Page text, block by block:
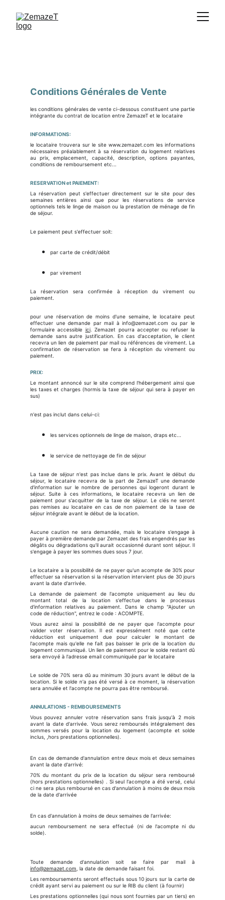
Conditions Générales de Vente
les conditions générales de vente ci-dessous constituent une partie
intégrante du contrat de location entre ZemazeT et le locataire
INFORMATIONS:
le locataire trouvera sur le site www.zemazet.com les informations
nécessaires préalablement à sa réservation du logement relatives
au prix, emplacement, capacité, description, options payantes,
conditions de remboursement etc...
RESERVATION et PAIEMENT:
La réservation peut s'effectuer directement sur le site pour des
semaines entières ainsi que pour les réservations de service
optionnels tels le linge de maison ou la prestation de ménage de fin
de séjour.
Le paiement peut s'effectuer soit:
par carte de crédit/débit
par virement
La réservation sera confirmée à réception du virement ou
paiement.
pour une réservation de moins d'une semaine, le locataire peut
effectuer une demande par mail à info@zemazet.com ou par le
formulaire accessible ici. Zemazet pourra accepter ou refuser la
demande sans autre justification. En cas d'acceptation, le client
recevra un lien de paiement par mail ou références de virement. La
confirmation de réservation se fera à réception du virement ou
paiement.
PRIX:
Le montant annoncé sur le site comprend l'hébergement ainsi que
les taxes et charges (hormis la taxe de séjour qui sera à payer en
sus)
n'est pas inclut dans celui-ci:
les services optionnels de linge de maison, draps etc...
le service de nettoyage de fin de séjour
La taxe de séjour n'est pas inclue dans le prix. Avant le début du
séjour, le locataire recevra de la part de ZemazeT une demande
d'information sur le nombre de personnes qui logeront durant le
séjour. Suite à ces informations, le locataire recevra un lien de
paiement pour s'acquitter de la taxe de séjour. Le clés ne seront
pas remises au locataire en cas de non paiement de la taxe de
séjour intégrale avant le début de la location.
Aucune caution ne sera demandée, mais le locataire s'engage à
payer à première demande par Zemazet des frais engendrés par les
dégâts ou dégradations qu'il aurait occasionné durant sont séjour. Il
s'engage à payer les sommes dues sous 7 jour.
Le locataire a la possibilité de ne payer qu'un acompte de 30% pour
effectuer sa réservation si la réservation intervient plus de 30 jours
avant la date d'arrivée.
La demande de paiement de l'acompte uniquement au lieu du
montant total de la location s'effectue dans le processus
d'information relatives au paiement. Dans le champ "Ajouter un
code de réduction", entrez le code : ACOMPTE.
Vous aurez ainsi la possibilité de ne payer que l'acompte pour
valider voter réservation. Il est expressément noté que cette
réduction est uniquement due pour calculer le montant de
l'acompte mais qu'elle ne fait pas baisser le prix de la location du
logement communiqué. Un lien de paiement pour le solde restant dû
sera envoyé à l'adresse email communiquée par le locataire
Le solde de 70% sera dû au minimum 30 jours avant le début de la
location. Si le solde n'a pas été versé à ce moment, la réservation
sera annulée et l'acompte ne pourra pas être remboursé.
ANNULATIONS - REMBOURSEMENTS
Vous pouvez annuler votre réservation sans frais jusqu'à 2 mois
avant la date d'arrivée. Vous serez remboursés intégralement des
sommes versés pour la location du logement (acompte et solde
inclus, ,hors prestations optionnelles).
En cas de demande d'annulation entre deux mois et deux semaines
avant la date d'arrivé:
70% du montant du prix de la location du séjour sera remboursé
(hors prestations optionnelles) . Si seul l'acompte a été versé, celui
ci ne sera plus remboursé en cas d'annulation à moins de deux mois
de la date d'arrivée
En cas d'annulation à moins de deux semaines de l'arrivée:
aucun remboursement ne sera effectué (ni de l'acompte ni du
solde).
Toute demande d'annulation soit se faire par mail à
info@zemazet.com , la date de demande faisant foi.
Les remboursements seront effectués sous 10 jours sur la carte de
crédit ayant servi au paiement ou sur le RIB du client (à fournir)
Les prestations optionnelles (qui nous sont fournies par un tiers) en